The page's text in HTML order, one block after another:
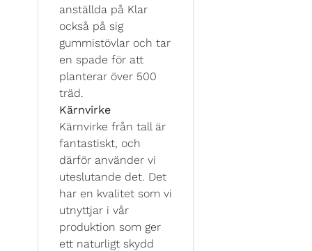
anställda på Klar
också på sig
gummistövlar och tar
en spade för att
planterar över 500
träd.
Kärnvirke
Kärnvirke från tall är
fantastiskt, och
därför använder vi
uteslutande det. Det
har en kvalitet som vi
utnyttjar i vår
produktion som ger
ett naturligt skydd